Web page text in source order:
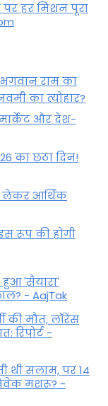
हर मिशन पूरा
राम का
का त्योहार?
और देश-
का छठा दिन!
लेकर आर्थिक
इस रूप की होगी
'सैयारा'
- AajTak
की मौत, लॉरेंस
रिपोर्ट -
थी सलाम, पर 14
मशरू? -